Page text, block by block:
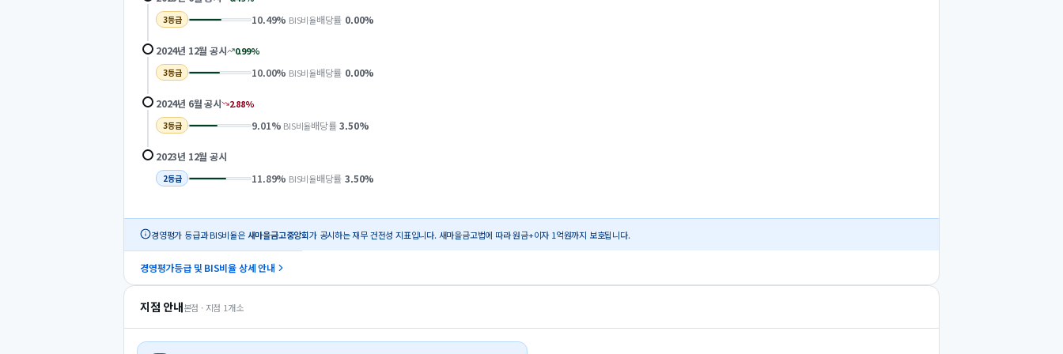
3등급 10.49% BIS비율배당률 0.00%
2024년 12월 공시 0.99%
3등급 10.00% BIS비율배당률 0.00%
2024년 6월공시 2.88%
3등급 9.01% BIS비율배당률 3.50%
2023년 12월 공시
2등급 11.89% BIS비율배당률 3.50%
경영평가 등급과 BIS비율은 새마을금고중앙회가 공시하는 재무 건전성 지표입니다. 새마을금고법에 따라 원금+이자 1억원까지 보호됩니다.
경영평가등급 및 BIS비율 상세 안내
지점 안내본점 · 지점 1개소